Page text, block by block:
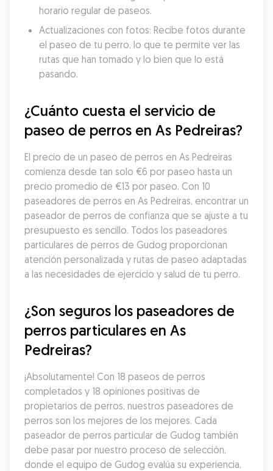
horario regular de paseos.
Actualizaciones con fotos: Recibe fotos durante
el paseo de tu perro, lo que te permite ver las
rutas que han tomado y lo bien que lo está
pasando.
¿Cuánto cuesta el servicio de
paseo de perros en As Pedreiras?
El precio de un paseo de perros en As Pedreiras
comienza desde tan solo €6 por paseo hasta un
precio promedio de €13 por paseo. Con 10
paseadores de perros en As Pedreiras, encontrar un
paseador de perros de confianza que se ajuste a tu
presupuesto es sencillo. Todos los paseadores
particulares de perros de Gudog proporcionan
atención personalizada y rutas de paseo adaptadas
a las necesidades de ejercicio y salud de tu perro.
¿Son seguros los paseadores de
perros particulares en As
Pedreiras?
¡Absolutamente! Con 18 paseos de perros
completados y 18 opiniones positivas de
propietarios de perros, nuestros paseadores de
perros son los mejores de los mejores. Cada
paseador de perros particular de Gudog también
debe pasar por nuestro proceso de selección,
donde el equipo de Gudog evalúa su experiencia,